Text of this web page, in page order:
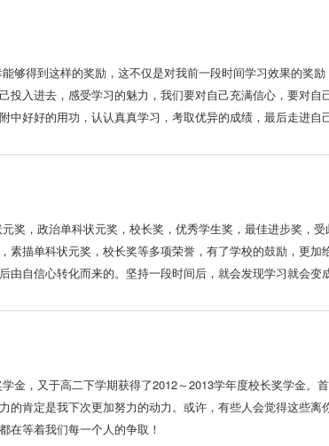
够得到这样的奖励，这不仅是对我前一段时间学习效果的奖
入进去，感受学习的魅力，我们要对自己充满信心，要对
好好的用功，认认真真学习，考取优异的成绩，最后走进自
奖，政治单科状元奖，校长奖，优秀学生奖，最佳进步奖，
描单科状元奖，校长奖等多项荣誉，有了学校的鼓励，更
自信心转化而来的。坚持一段时间后，就会发现学习就会变
金，又于高二下学期获得了2012～2013学年度校长奖学金
肯定是我下次更加努力的动力。或许，有些人会觉得这些
在等着我们每一个人的争取！